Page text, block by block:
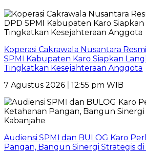
Koperasi Cakrawala Nusantara
SPMI Kabupaten Karo Siapkan
Tingkatkan Kesejahteraan Anggota
7 Agustus 2026 | 12:55 pm WIB
Audiensi SPMI dan BULOG Karo
Pangan, Bangun Sinergi Strategis di